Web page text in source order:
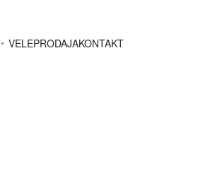
VELEPRODAJAKONTAKT